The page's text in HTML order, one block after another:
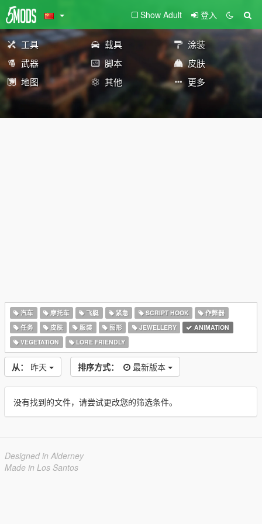
Show Adult 登入
工具 载具
涂装
武器
脚本
皮肤
地图
其他 更多
汽车 摩托车 飞艇 紧急 SCRIPT HOOK
作弊器
任务
皮肤 服装 图形 JEWELLERY
ANIMATION
VEGETATION
LORE FRIENDLY
从： 昨天 排序方式： 最新版本
没有找到的文件，请尝试更改您的筛选条件。
Designed in Alderney
Made in Los Santos